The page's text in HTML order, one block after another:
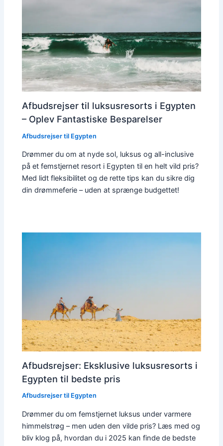
Afbudsrejser til luksusresorts i Egypten
– Oplev Fantastiske Besparelser
Afbudsrejser til Egypten
Drømmer du om at nyde sol, luksus og all-inclusive
på et femstjernet resort i Egypten til en helt vild pris?
Med lidt fleksibilitet og de rette tips kan du sikre dig
din drømmeferie – uden at sprænge budgettet!
Afbudsrejser: Eksklusive luksusresorts i
Egypten til bedste pris
Afbudsrejser til Egypten
Drømmer du om femstjernet luksus under varmere
himmelstrøg – men uden den vilde pris? Læs med og
bliv klog på, hvordan du i 2025 kan finde de bedste